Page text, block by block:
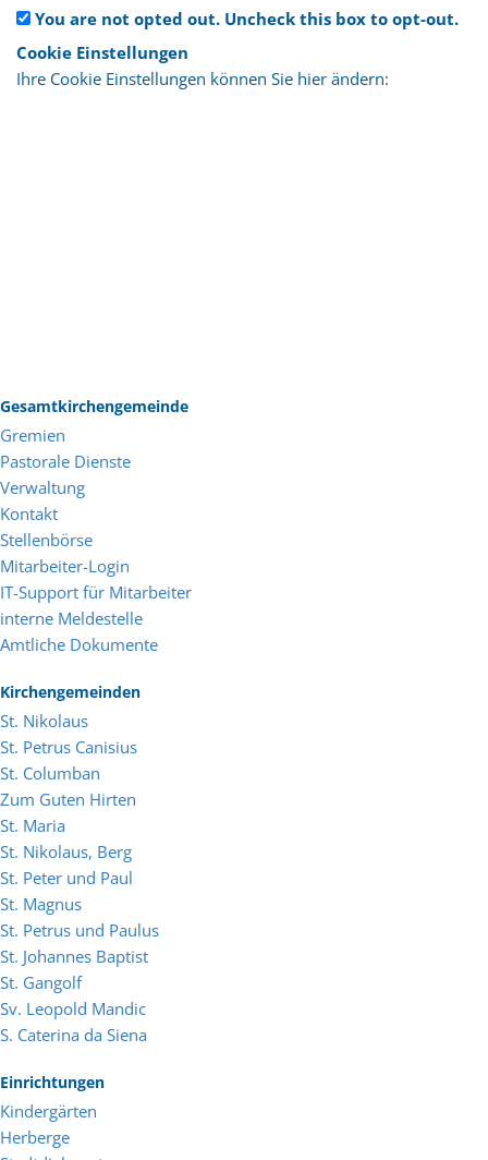
You are not opted out. Uncheck this box to opt-out.
Cookie Einstellungen
Ihre Cookie Einstellungen können Sie hier ändern:
Gesamtkirchengemeinde
Gremien
Pastorale Dienste
Verwaltung
Kontakt
Stellenbörse
Mitarbeiter-Login
IT-Support für Mitarbeiter
interne Meldestelle
Amtliche Dokumente
Kirchengemeinden
St. Nikolaus
St. Petrus Canisius
St. Columban
Zum Guten Hirten
St. Maria
St. Nikolaus, Berg
St. Peter und Paul
St. Magnus
St. Petrus und Paulus
St. Johannes Baptist
St. Gangolf
Sv. Leopold Mandic
S. Caterina da Siena
Einrichtungen
Kindergärten
Herberge